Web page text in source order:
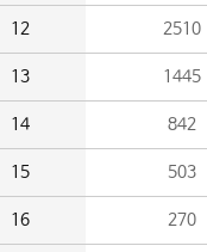
12 2510
13 1445
14 842
15 503
16 270